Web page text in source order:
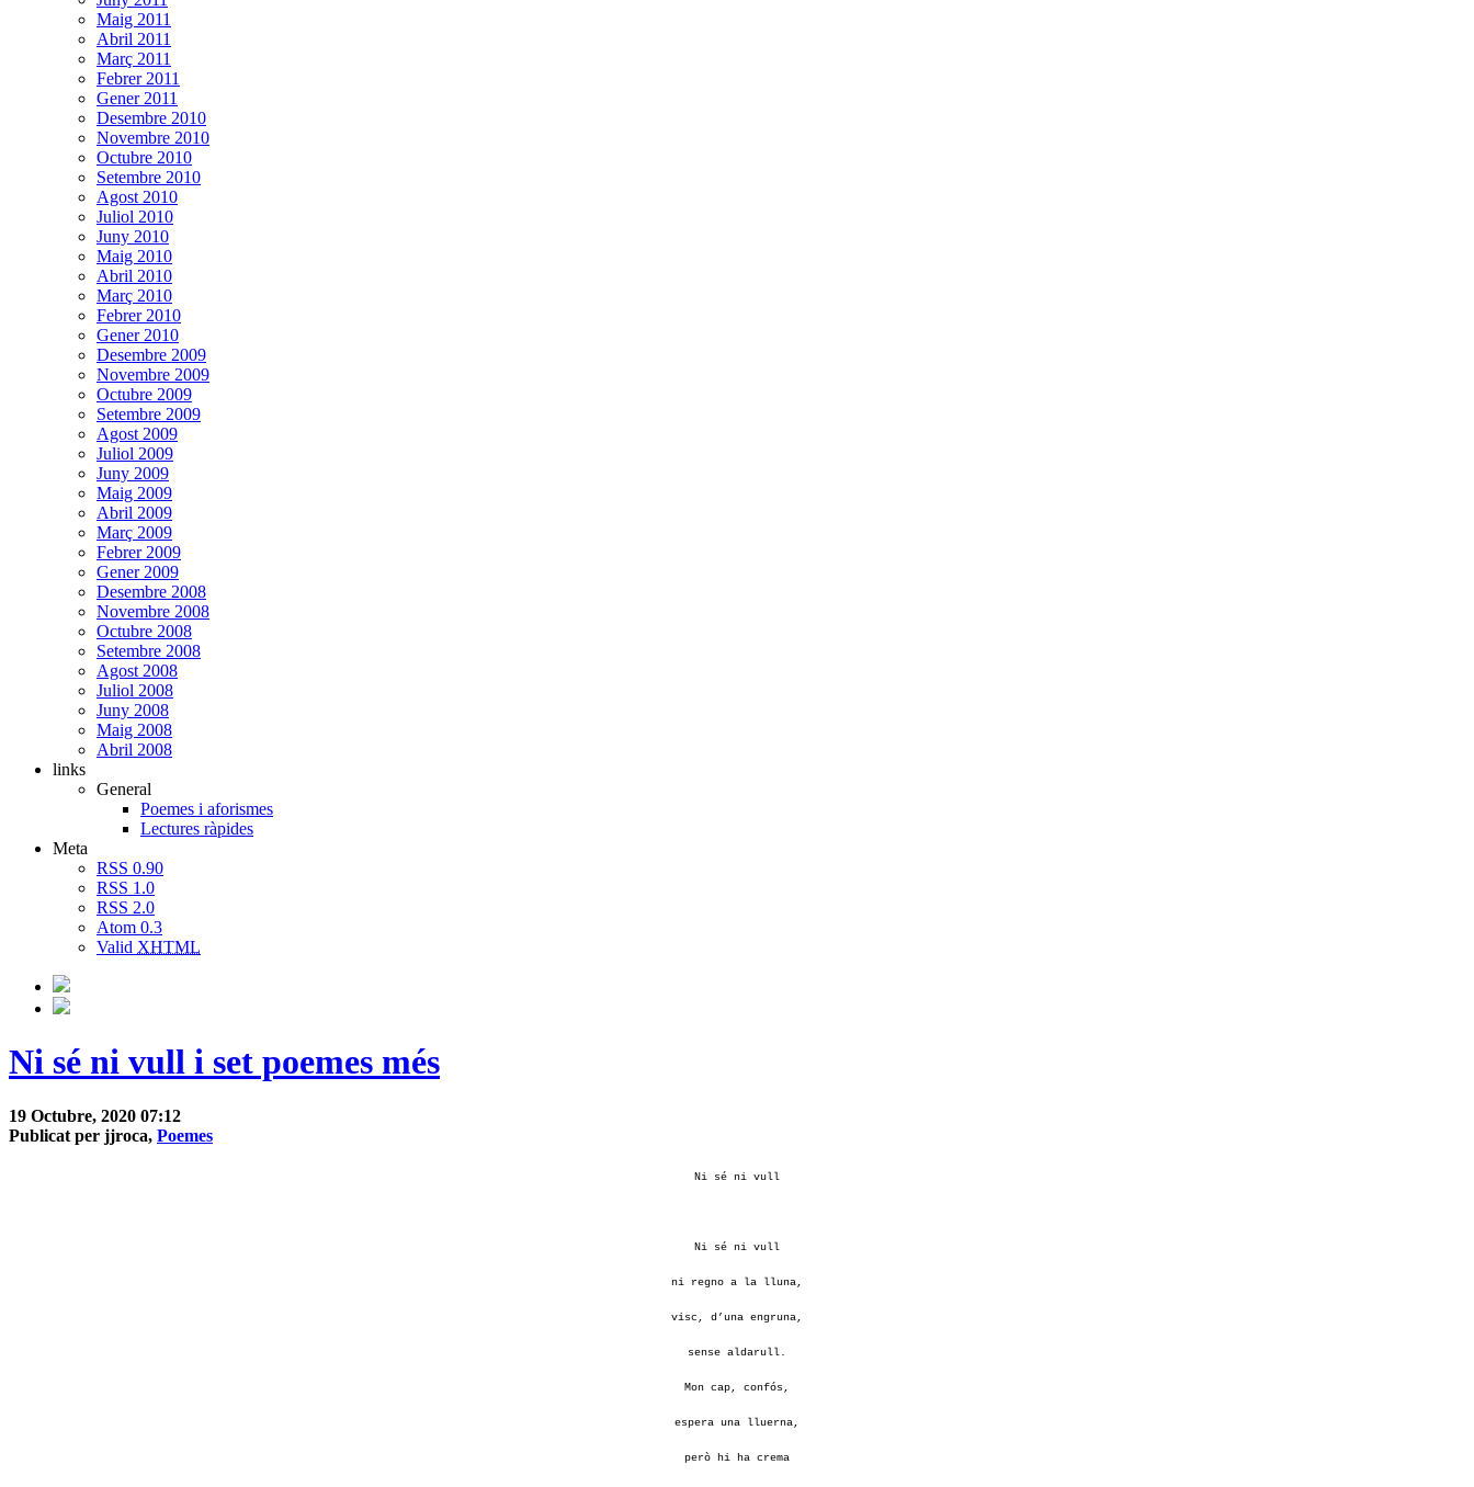
Maig 2011
Abril 2011
Març 2011
Febrer 2011
Gener 2011
Desembre 2010
Novembre 2010
Octubre 2010
Setembre 2010
Agost 2010
Juliol 2010
Juny 2010
Maig 2010
Abril 2010
Març 2010
Febrer 2010
Gener 2010
Desembre 2009
Novembre 2009
Octubre 2009
Setembre 2009
Agost 2009
Juliol 2009
Juny 2009
Maig 2009
Abril 2009
Març 2009
Febrer 2009
Gener 2009
Desembre 2008
Novembre 2008
Octubre 2008
Setembre 2008
Agost 2008
Juliol 2008
Juny 2008
Maig 2008
Abril 2008
links
General
Poemes i aforismes
Lectures ràpides
Meta
RSS 0.90
RSS 1.0
RSS 2.0
Atom 0.3
Valid XHTML
Ni sé ni vull i set poemes més
19 Octubre, 2020 07:12
Publicat per jjroca, Poemes
Ni sé ni vull
Ni sé ni vull
ni regno a la lluna,
visc, d’una engruna,
sense aldarull.
Mon cap, confós,
espera una lluerna,
però hi ha crema